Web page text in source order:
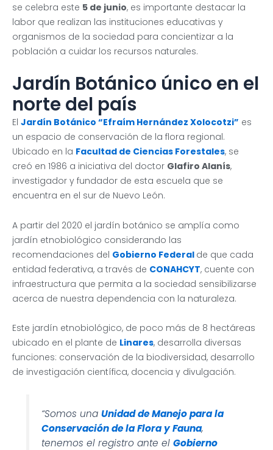
se celebra este 5 de junio, es importante destacar la
labor que realizan las instituciones educativas y
organismos de la sociedad para concientizar a la
población a cuidar los recursos naturales.
Jardín Botánico único en el
norte del país
El Jardín Botánico “Efraím Hernández Xolocotzi” es
un espacio de conservación de la flora regional.
Ubicado en la Facultad de Ciencias Forestales, se
creó en 1986 a iniciativa del doctor Glafiro Alanís,
investigador y fundador de esta escuela que se
encuentra en el sur de Nuevo León.
A partir del 2020 el jardín botánico se amplía como
jardín etnobiológico considerando las
recomendaciones del Gobierno Federal de que cada
entidad federativa, a través de CONAHCYT, cuente con
infraestructura que permita a la sociedad sensibilizarse
acerca de nuestra dependencia con la naturaleza.
Este jardín etnobiológico, de poco más de 8 hectáreas
ubicado en el plante de Linares, desarrolla diversas
funciones: conservación de la biodiversidad, desarrollo
de investigación científica, docencia y divulgación.
“Somos unaUnidad de Manejo para la
Conservación de la Flora y Fauna,
tenemos el registro ante elGobierno